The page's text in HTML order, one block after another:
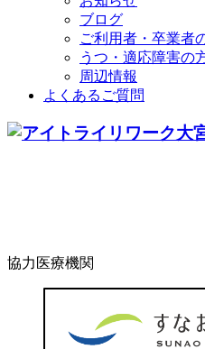
ブログ
ご利用者・卒業者
うつ・適応障害の
周辺情報
よくあるご質問
協力医療機関